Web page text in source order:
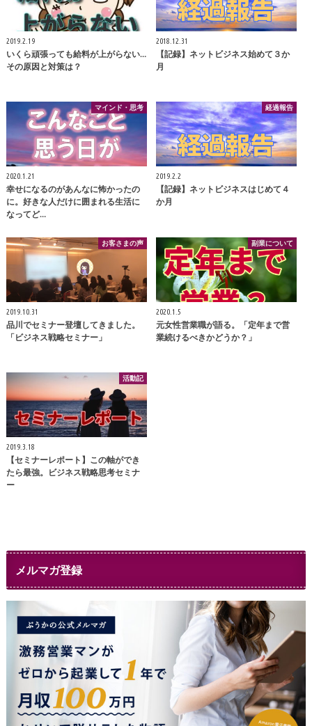
2019.2.19
いくら頑張っても給料が上がらない…
その原因と対策は？
2018.12.31
【記録】ネットビジネス始めて３か
月
マインド・思考
2020.1.21
幸せになるのがあんなに怖かったの
に。好きな人だけに囲まれる生活に
なってど…
経過報告
2019.2.2
【記録】ネットビジネスはじめて４
か月
お客さまの声
2019.10.31
品川でセミナー登壇してきました。
「ビジネス戦略セミナー」
副業について
2020.1.5
元女性営業職が語る。「定年まで営
業続けるべきかどうか？」
活動記
2019.3.18
【セミナーレポート】この軸ができ
たら最強。ビジネス戦略思考セミナ
ー
メルマガ登録